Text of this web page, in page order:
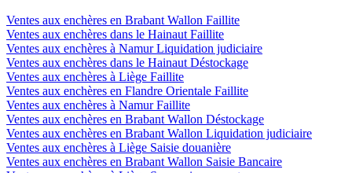
Ventes aux enchères en Brabant Wallon Faillite
Ventes aux enchères dans le Hainaut Faillite
Ventes aux enchères à Namur Liquidation judiciaire
Ventes aux enchères dans le Hainaut Déstockage
Ventes aux enchères à Liège Faillite
Ventes aux enchères en Flandre Orientale Faillite
Ventes aux enchères à Namur Faillite
Ventes aux enchères en Brabant Wallon Déstockage
Ventes aux enchères en Brabant Wallon Liquidation judiciaire
Ventes aux enchères à Liège Saisie douanière
Ventes aux enchères en Brabant Wallon Saisie Bancaire